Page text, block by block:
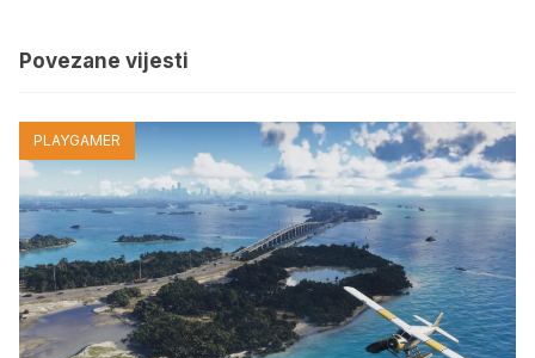
Povezane vijesti
PLAYGAMER